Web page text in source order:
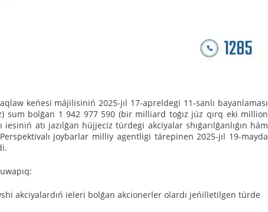
keńesi májilisiniń 2025-jıl 17-apreldegi 11-sanlı bayanlaması
sum bolǵan 1 942 977 590 (bir milliard toǵız júz qırq eki million
atı jazılǵan hújjeciz túrdegi akciyalar shıǵarılǵanlıǵın hám
Perspektivalı joybarlar milliy agentligi tárepinen 2025-jıl 19-mayda
akciyalardıń ieleri bolǵan akcionerler olardı jeńilletilgen túrde